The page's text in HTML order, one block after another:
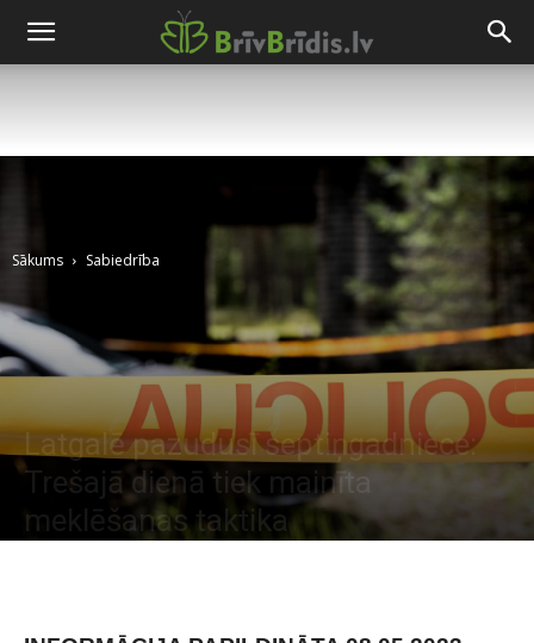
Sākums Sabiedrība
Latgalē pazudusī septiņgadniece:
Trešajā dienā tiek mainīta
meklēšanas taktika